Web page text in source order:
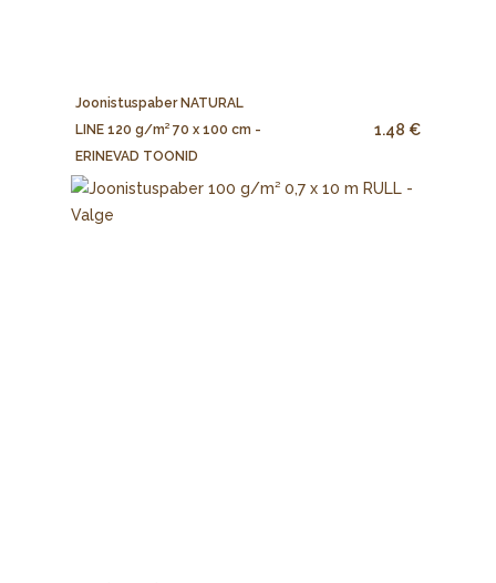
Joonistuspaber NATURAL
LINE 120 g/m² 70 x 100 cm -
ERINEVAD TOONID
1.48 €